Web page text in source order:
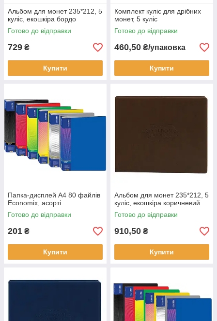
Альбом для монет 235*212, 5
куліс, екошкіра бордо
Готово до відправки
729 ₴
Купити
Комплект куліс для дрібних
монет, 5 куліс
Готово до відправки
460,50 ₴/упаковка
Купити
Папка-дисплей А4 80 файлів
Economix, асорті
Готово до відправки
201 ₴
Купити
Альбом для монет 235*212, 5
куліс, екошкіра коричневий
Готово до відправки
910,50 ₴
Купити